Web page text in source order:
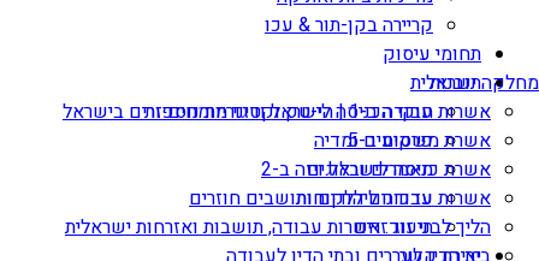
קריירה בקן-תור & עכו
תחומי עיסוק
מחלקה ישראלית
אשרות עבודה ב-1 | הי-טק וקטגוריות נוספות
אשרת משקיע ב-5
אשרת כניסה לישראל ויזה ב-2
אשרות עבודה ליהודים ותושבים חוזרים
הליך לבני זוג זרים
תובנות
חוקי הכניסה לישראל ודיני מומחים זרים בישראל
פרסומים ומדיה
מאמרים ובלוגים
עדכונים ללקוחות
תיעוד: אשרות עבודה, תושבות ואזרחות ישראלית